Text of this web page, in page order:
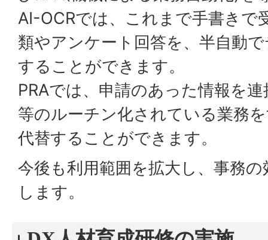
AI-OCRでは、これまで手書きで
類やアンケート回答を、半自動
することができます。
PRAでは、申請のあった情報を
等のルーチン化されている業務
代替することができます。
今後も利用範囲を拡大し、事務
します。